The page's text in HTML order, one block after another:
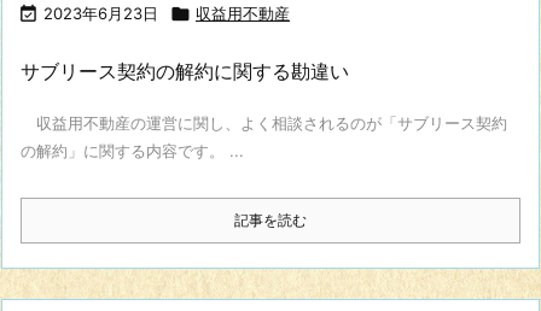
 2023年6月23日  収益用不動産
サブリース契約の解約に関する勘違い
収益用不動産の運営に関し、よく相談されるのが「サブリース契約
の解約」に関する内容です。 ...
記事を読む